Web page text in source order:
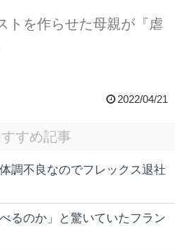
トを作らせた母親が『虐
2022/04/21
すめ記事
調不良なのでフレックス退社
るのか」と驚いていたフラン